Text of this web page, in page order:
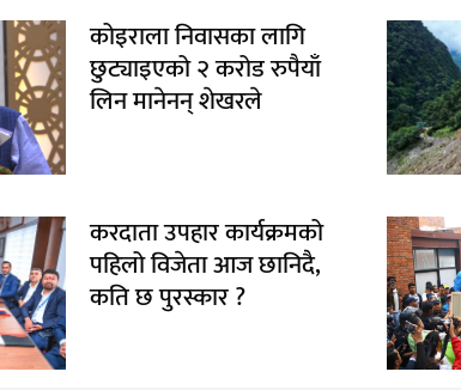
कोइराला निवासका लागि
छुट्याइएको २ करोड रुपैयाँ
लिन मानेनन् शेखरले
करदाता उपहार कार्यक्रमको
पहिलो विजेता आज छानिदै,
कति छ पुरस्कार ?